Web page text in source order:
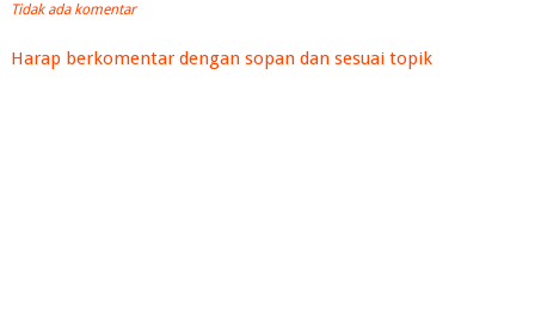
Tidak ada komentar
Harap berkomentar dengan sopan dan sesuai topik